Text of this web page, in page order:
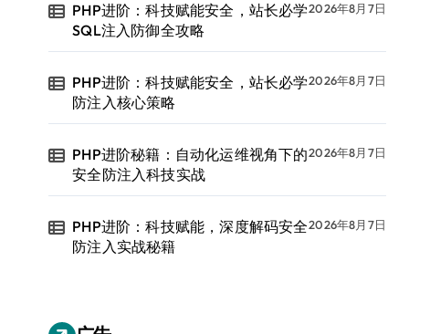
PHP进阶：科技赋能安全，站长必学
SQL注入防御全攻略
2026年8月7日
PHP进阶：科技赋能安全，站长必学
防注入核心策略
2026年8月7日
PHP进阶秘籍：自动化运维视角下的
安全防注入科技实战
2026年8月7日
PHP进阶：科技赋能，深度解码安全
防注入实战秘籍
2026年8月7日